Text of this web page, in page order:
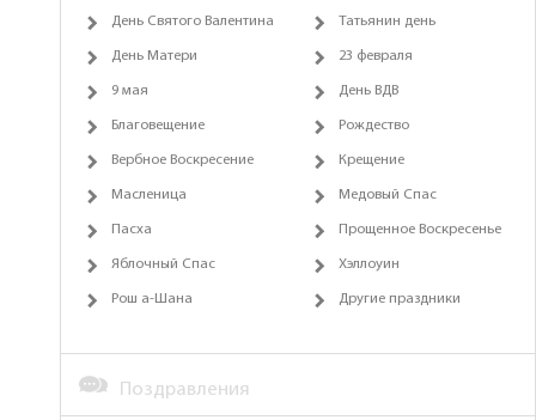
День Святого Валентина Татьянин день
День Матери 23 февраля
9 мая День ВДВ
Благовещение Рождество
Вербное Воскресение Крещение
Масленица Медовый Спас
Пасха Прощенное Воскресенье
Яблочный Спас Хэллоуин
Рош а-Шана Другие праздники
Поздравления